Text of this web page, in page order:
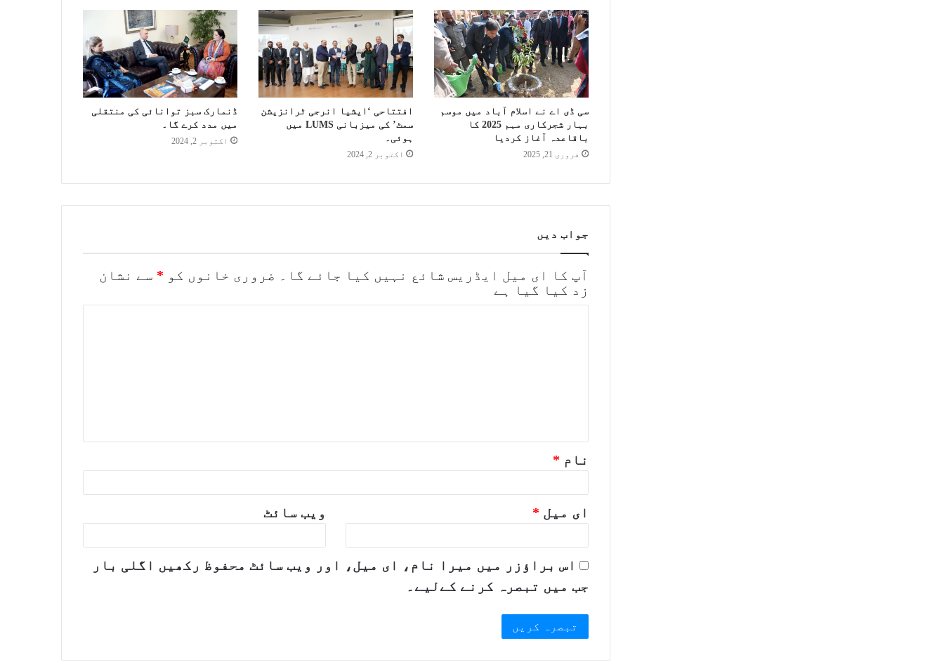
سی ڈی اے نے اسلام آباد میں موسم
بہار شجرکاری مہم 2025 کا
باقاعدہ آغاز کردیا
فروری 21, 2025
افتتاحی ‘ایشیا انرجی ٹرانزیشن
سمٹ’ کی میزبانی LUMS میں
ہوئی۔
اکتوبر 2, 2024
ڈنمارک سبز توانائی کی منتقلی
میں مدد کرے گا۔
اکتوبر 2, 2024
جواب دیں
آپ کا ای میل ایڈریس شائع نہیں کیا جائے گا۔ ضروری خانوں کو * سے نشان
زد کیا گیا ہے
نام *
ای میل * ویب‌ سائٹ
اس براؤزر میں میرا نام، ای میل، اور ویب سائٹ محفوظ رکھیں اگلی بار
جب میں تبصرہ کرنے کےلیے۔